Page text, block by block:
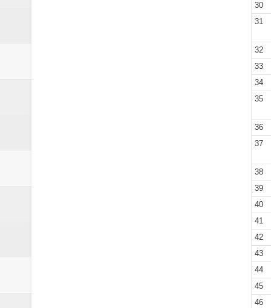
30
31
32
33
34
35
36
37
38
39
40
41
42
43
44
45
46